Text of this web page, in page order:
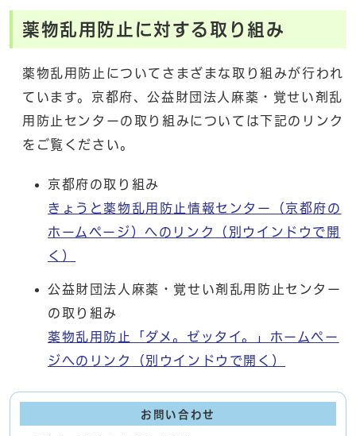
薬物乱用防止に対する取り組み
薬物乱用防止についてさまざまな取り組みが行われ
ています。京都府、公益財団法人麻薬・覚せい剤乱
用防止センターの取り組みについては下記のリンク
をご覧ください。
京都府の取り組み
きょうと薬物乱用防止情報センター（京都府の
ホームページ）へのリンク
（別ウインドウで開
く）
公益財団法人麻薬・覚せい剤乱用防止センター
の取り組み
薬物乱用防止「ダメ。ゼッタイ。」ホームペー
ジへのリンク
（別ウインドウで開く）
お問い合わせ